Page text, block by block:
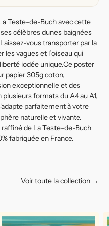
Teste-de-Buch avec cette
célèbres dunes baignées
vous transporter par la
vagues et l’oiseau qui
iodée unique.Ce poster
papier 305g coton,
exceptionnelle et des
formats du A4 au A1,
parfaitement à votre
naturelle et vivante.
de La Teste-de-Buch
fabriquée en France.
Voir toute la collection →
Affiche